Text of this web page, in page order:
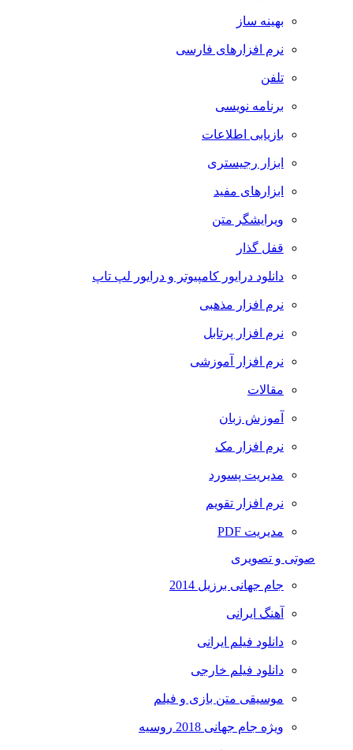
بهینه ساز
نرم افزارهای فارسی
تلفن
برنامه نویسی
بازیابی اطلاعات
ابزار رجیستری
ابزارهای مفید
ویرایشگر متن
قفل گذار
دانلود درایور کامپیوتر و درایور لپ تاپ
نرم افزار مذهبی
نرم افزار پرتابل
نرم افزار آموزشی
مقالات
آموزش زبان
نرم افزار مک
مدیریت پسورد
نرم افزار تقویم
مدیریت PDF
صوتی و تصویری
جام جهانی برزیل 2014
آهنگ ایرانی
دانلود فیلم ایرانی
دانلود فیلم خارجی
موسیقی متن بازی و فیلم
ویژه جام جهانی 2018 روسیه